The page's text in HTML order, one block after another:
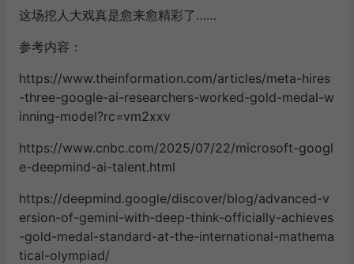
这场挖人大戏真是愈来愈精彩了……
参考内容：
https://www.theinformation.com/articles/meta-hires
-three-google-ai-researchers-worked-gold-medal-w
inning-model?rc=vm2xxv
https://www.cnbc.com/2025/07/22/microsoft-googl
e-deepmind-ai-talent.html
https://deepmind.google/discover/blog/advanced-v
ersion-of-gemini-with-deep-think-officially-achieves
-gold-medal-standard-at-the-international-mathema
tical-olympiad/